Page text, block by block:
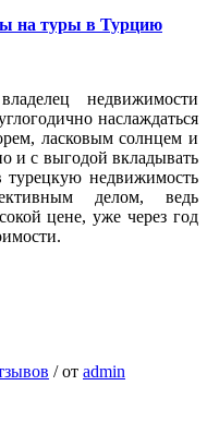
на туры в Турцию
недвижимости
наслаждаться
ласковым солнцем и
и с выгодой вкладывать
турецкую недвижимость
делом, ведь
цене, уже через год
/от admin